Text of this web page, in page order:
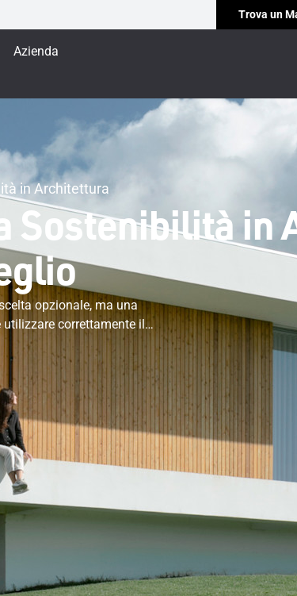
Trova un
Azienda
in Architettura
Sostenibilità in
opzionale, ma una
correttamente il
i principali termini
progettazione green. Uno
e strategie in linea con i
gli infissi in alluminio
per costruire